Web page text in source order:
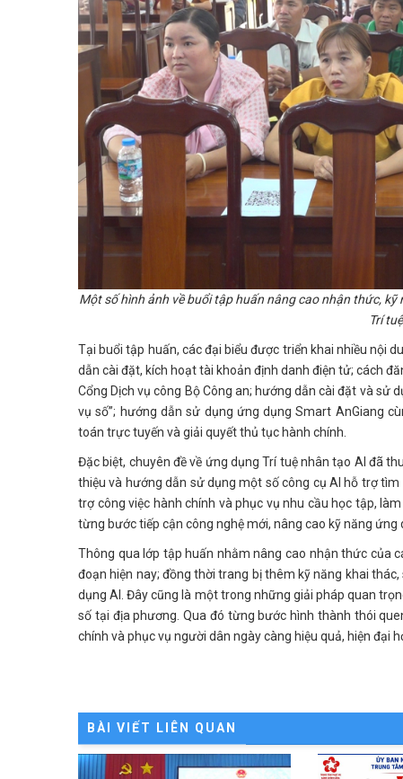
Một số hình ảnh về buổi tập huấn nâng cao nhận thức,
Trí
Tại buổi tập huấn, các đại biểu được triển khai nhiều nội
dẫn cài đặt, kích hoạt tài khoản định danh điện tử; cách
Cổng Dịch vụ công Bộ Công an; hướng dẫn cài đặt và sử
vụ số”; hướng dẫn sử dụng ứng dụng Smart AnGiang
toán trực tuyến và giải quyết thủ tục hành chính.
Đặc biệt, chuyên đề về ứng dụng Trí tuệ nhân tạo AI đã
thiệu và hướng dẫn sử dụng một số công cụ AI hỗ trợ
trợ công việc hành chính và phục vụ nhu cầu học tập,
từng bước tiếp cận công nghệ mới, nâng cao kỹ năng
Thông qua lớp tập huấn nhằm nâng cao nhận thức của
đoạn hiện nay; đồng thời trang bị thêm kỹ năng khai
dụng AI. Đây cũng là một trong những giải pháp quan
số tại địa phương. Qua đó từng bước hình thành thói
chính và phục vụ người dân ngày càng hiệu quả, hiện đại
BÀI VIẾT LIÊN QUAN